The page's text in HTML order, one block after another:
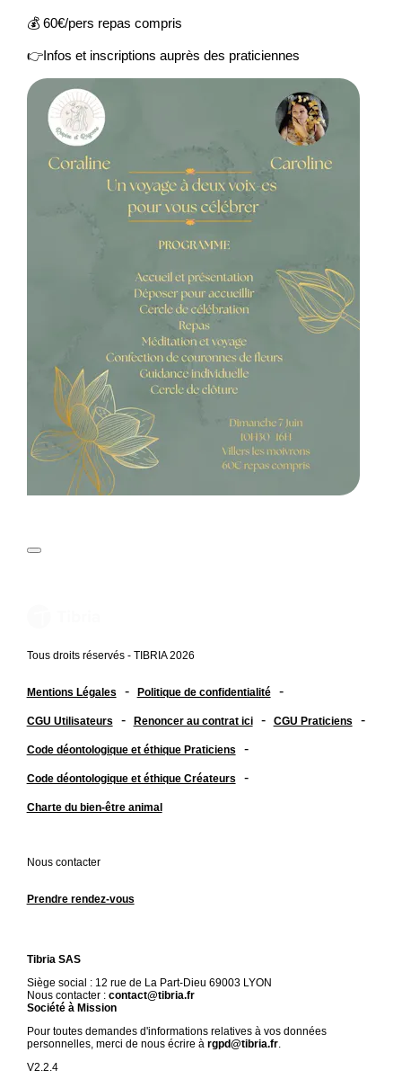
💰 60€/pers repas compris
👉Infos et inscriptions auprès des praticiennes
Tous droits réservés - TIBRIA 2026
Mentions Légales - Politique de confidentialité -
CGU Utilisateurs - Renoncer au contrat ici - CGU Praticiens -
Code déontologique et éthique Praticiens -
Code déontologique et éthique Créateurs -
Charte du bien-être animal
Nous contacter
Prendre rendez-vous
Tibria SAS
Siège social : 12 rue de La Part-Dieu 69003 LYON
Nous contacter : contact@tibria.fr
Société à Mission
Pour toutes demandes d'informations relatives à vos données
personnelles, merci de nous écrire à rgpd@tibria.fr.
V2.2.4